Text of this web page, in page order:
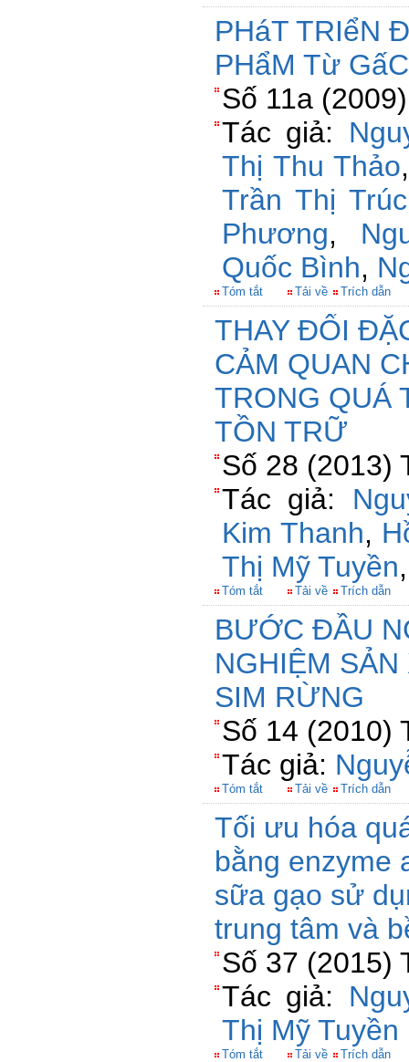
PHáT TRIểN
PHẩM Từ GấC
Số 11a
Tác giả:
Thị Thu Thảo
Trần Thị
Phương,
Quốc Bình,
Tóm tắt Tải về Trích dẫn
THAY ĐỔI
CẢM QUAN
TRONG QUÁ
TỒN TRỮ
Số 28 (2013)
Tác giả:
Kim Thanh,
Thị Mỹ Tuyền
Tóm tắt Tải về Trích dẫn
BƯỚC ĐẦU
NGHIỆM
SIM RỪNG
Số 14 (2010)
Tác giả:
Tóm tắt Tải về Trích dẫn
Tối ưu hóa
bằng enzyme
sữa gạo sử
trung tâm và
Số 37 (2015)
Tác giả:
Thị Mỹ Tuyền
Tóm tắt Tải về Trích dẫn